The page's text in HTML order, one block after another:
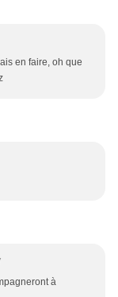
en faire, oh que
à